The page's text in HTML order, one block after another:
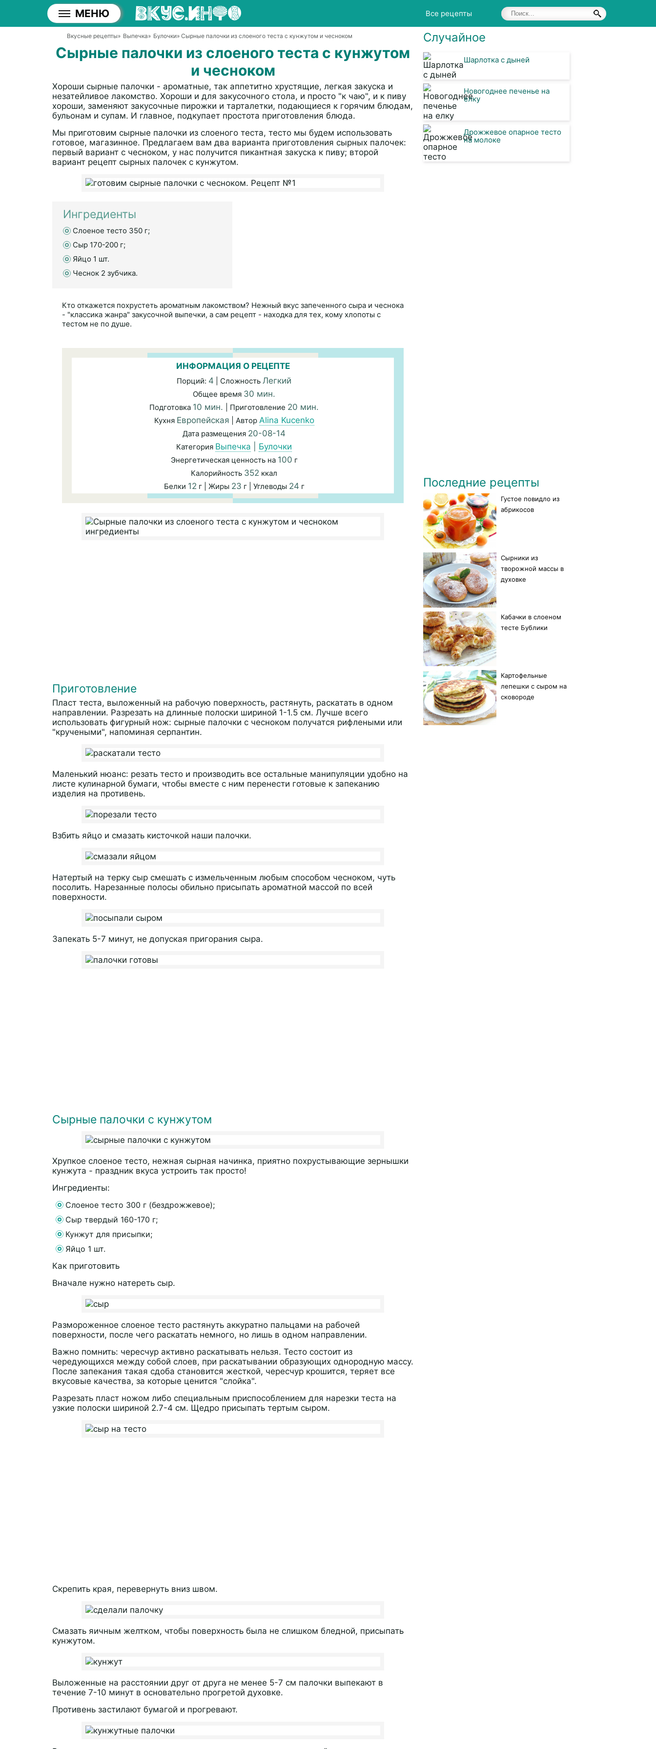
МЕНЮ Все рецепты
Вкусные рецепты» Выпечка» Булочки» Сырные палочки из слоеного теста с кунжутом и чесноком
Сырные палочки из слоеного теста с кунжутом
и чесноком
Хороши сырные палочки - ароматные, так аппетитно хрустящие, легкая закуска и
незатейливое лакомство. Хороши и для закусочного стола, и просто "к чаю", и к пиву
хороши, заменяют закусочные пирожки и тарталетки, подающиеся к горячим блюдам,
бульонам и супам. И главное, подкупает простота приготовления блюда.
Мы приготовим сырные палочки из слоеного теста, тесто мы будем использовать
готовое, магазинное. Предлагаем вам два варианта приготовления сырных палочек:
первый вариант с чесноком, у нас получится пикантная закуска к пиву; второй
вариант рецепт сырных палочек с кунжутом.
Ингредиенты
Слоеное тесто 350 г;
Сыр 170-200 г;
Яйцо 1 шт.
Чеснок 2 зубчика.
Кто откажется похрустеть ароматным лакомством? Нежный вкус запеченного сыра и чеснока
- "классика жанра" закусочной выпечки, а сам рецепт - находка для тех, кому хлопоты с
тестом не по душе.
ИНФОРМАЦИЯ О РЕЦЕПТЕ
Порций: 4 | Сложность Легкий
Общее время 30 мин.
Подготовка 10 мин. | Приготовление 20 мин.
Кухня Европейская | Автор Alina Kucenko
Дата размещения 20-08-14
Категория Выпечка Булочки
Энергетическая ценность на 100 г
Калорийность 352 ккал
Белки 12 г | Жиры 23 г | Углеводы 24 г
Приготовление
Пласт теста, выложенный на рабочую поверхность, растянуть, раскатать в одном
направлении. Разрезать на длинные полоски шириной 1-1.5 см. Лучше всего
использовать фигурный нож: сырные палочки с чесноком получатся рифлеными или
"кручеными", напоминая серпантин.
Маленький нюанс: резать тесто и производить все остальные манипуляции удобно на
листе кулинарной бумаги, чтобы вместе с ним перенести готовые к запеканию
изделия на противень.
Взбить яйцо и смазать кисточкой наши палочки.
Натертый на терку сыр смешать с измельченным любым способом чесноком, чуть
посолить. Нарезанные полосы обильно присыпать ароматной массой по всей
поверхности.
Запекать 5-7 минут, не допуская пригорания сыра.
Сырные палочки с кунжутом
Хрупкое слоеное тесто, нежная сырная начинка, приятно похрустывающие зернышки
кунжута - праздник вкуса устроить так просто!
Ингредиенты:
Слоеное тесто 300 г (бездрожжевое);
Сыр твердый 160-170 г;
Кунжут для присыпки;
Яйцо 1 шт.
Как приготовить
Вначале нужно натереть сыр.
Размороженное слоеное тесто растянуть аккуратно пальцами на рабочей
поверхности, после чего раскатать немного, но лишь в одном направлении.
Важно помнить: чересчур активно раскатывать нельзя. Тесто состоит из
чередующихся между собой слоев, при раскатывании образующих однородную массу.
После запекания такая сдоба становится жесткой, чересчур крошится, теряет все
вкусовые качества, за которые ценится "слойка".
Разрезать пласт ножом либо специальным приспособлением для нарезки теста на
узкие полоски шириной 2.7-4 см. Щедро присыпать тертым сыром.
Скрепить края, перевернуть вниз швом.
Смазать яичным желтком, чтобы поверхность была не слишком бледной, присыпать
кунжутом.
Выложенные на расстоянии друг от друга не менее 5-7 см палочки выпекают в
течение 7-10 минут в основательно прогретой духовке.
Противень застилают бумагой и прогревают.
Случайное
Шарлотка с дыней
Новогоднее печенье на
елку
Дрожжевое опарное тесто
на молоке
Последние рецепты
Густое повидло из
абрикосов
Сырники из
творожной массы в
духовке
Кабачки в слоеном
тесте Бублики
Картофельные
лепешки с сыром на
сковороде